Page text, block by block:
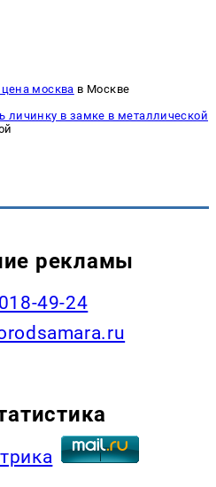
москва в Москве
личинку в замке в металлической
рекламы
49-24